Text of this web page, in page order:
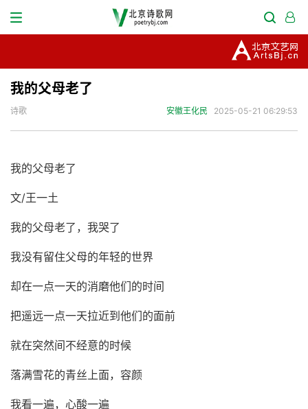
我的父母老了
诗歌 安徽王化民 2025-05-21 06:29:53
我的父母老了
文/王一土
我的父母老了，我哭了
我没有留住父母的年轻的世界
却在一点一天的消磨他们的时间
把遥远一点一天拉近到他们的面前
就在突然间不经意的时候
落满雪花的青丝上面，容颜
我看一遍，心酸一遍